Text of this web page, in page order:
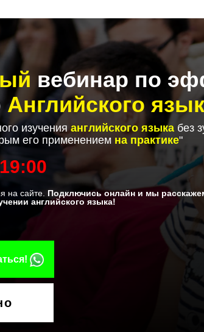
вебинар по
Английского
изученияанглийского языка без
его применением на практике"
на сайте. Подключись онлайн и мы
английского языка!